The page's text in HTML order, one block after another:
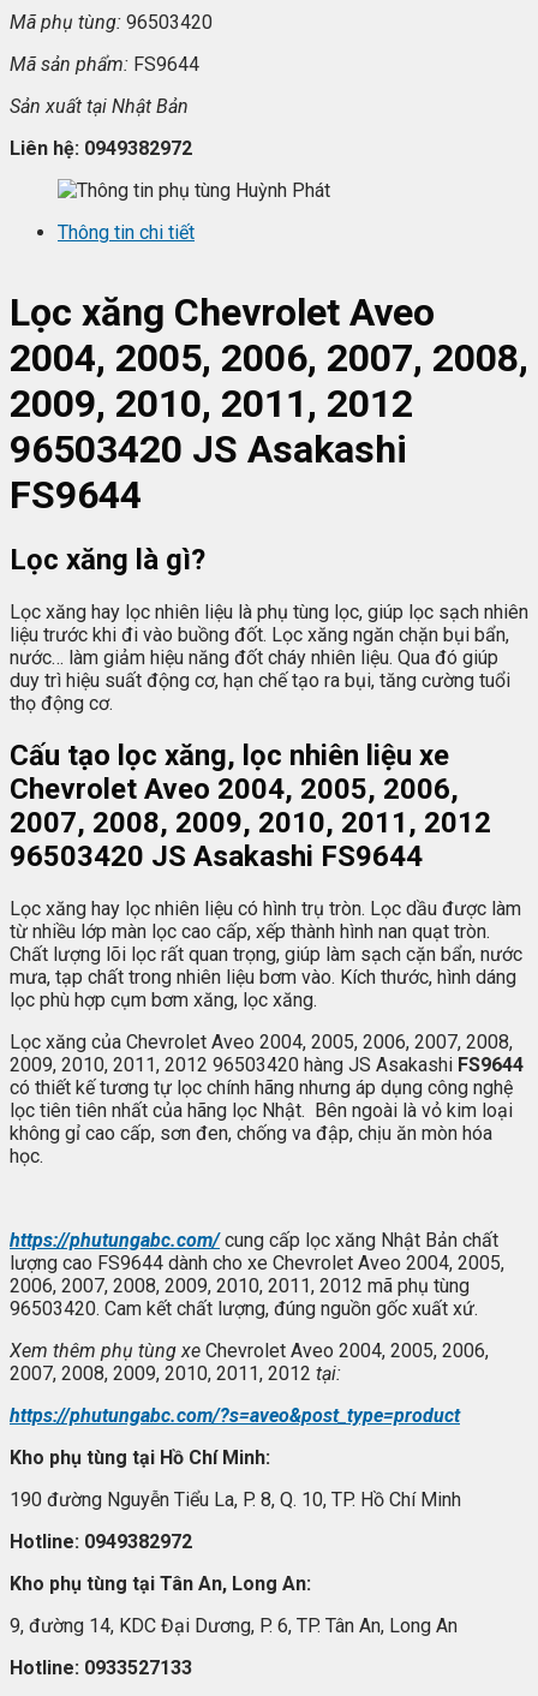
Mã phụ tùng: 96503420
Mã sản phẩm: FS9644
Sản xuất tại Nhật Bản
Liên hệ: 0949382972
Thông tin chi tiết
Lọc xăng Chevrolet Aveo
2004, 2005, 2006, 2007, 2008,
2009, 2010, 2011, 2012
96503420 JS Asakashi
FS9644
Lọc xăng là gì?
Lọc xăng hay lọc nhiên liệu là phụ tùng lọc, giúp lọc sạch nhiên
liệu trước khi đi vào buồng đốt. Lọc xăng ngăn chặn bụi bẩn,
nước… làm giảm hiệu năng đốt cháy nhiên liệu. Qua đó giúp
duy trì hiệu suất động cơ, hạn chế tạo ra bụi, tăng cường tuổi
thọ động cơ.
Cấu tạo lọc xăng, lọc nhiên liệu xe
Chevrolet Aveo 2004, 2005, 2006,
2007, 2008, 2009, 2010, 2011, 2012
96503420 JS Asakashi FS9644
Lọc xăng hay lọc nhiên liệu có hình trụ tròn. Lọc dầu được làm
từ nhiều lớp màn lọc cao cấp, xếp thành hình nan quạt tròn.
Chất lượng lõi lọc rất quan trọng, giúp làm sạch cặn bẩn, nước
mưa, tạp chất trong nhiên liệu bơm vào. Kích thước, hình dáng
lọc phù hợp cụm bơm xăng, lọc xăng.
Lọc xăng của Chevrolet Aveo 2004, 2005, 2006, 2007, 2008,
2009, 2010, 2011, 2012 96503420 hàng JS Asakashi FS9644
có thiết kế tương tự lọc chính hãng nhưng áp dụng công nghệ
lọc tiên tiên nhất của hãng lọc Nhật. Bên ngoài là vỏ kim loại
không gỉ cao cấp, sơn đen, chống va đập, chịu ăn mòn hóa
học.
https://phutungabc.com/cung cấp lọc xăng Nhật Bản chất
lượng cao FS9644 dành cho xe Chevrolet Aveo 2004, 2005,
2006, 2007, 2008, 2009, 2010, 2011, 2012 mã phụ tùng
96503420. Cam kết chất lượng, đúng nguồn gốc xuất xứ.
Xem thêm phụ tùng xe Chevrolet Aveo 2004, 2005, 2006,
2007, 2008, 2009, 2010, 2011, 2012 tại:
https://phutungabc.com/?s=aveo&post_type=product
Kho phụ tùng tại Hồ Chí Minh:
190 đường Nguyễn Tiểu La, P. 8, Q. 10, TP. Hồ Chí Minh
Hotline: 0949382972
Kho phụ tùng tại Tân An, Long An:
9, đường 14, KDC Đại Dương, P. 6, TP. Tân An, Long An
Hotline: 0933527133